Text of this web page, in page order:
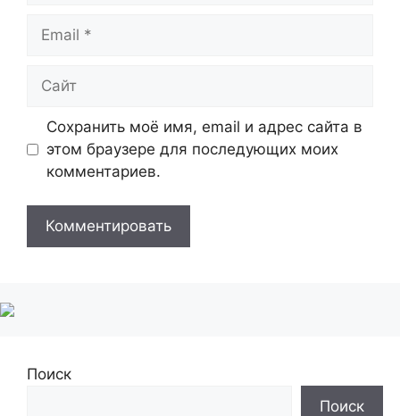
Сохранить моё имя, email и адрес сайта в
этом браузере для последующих моих
комментариев.
Поиск
Поиск